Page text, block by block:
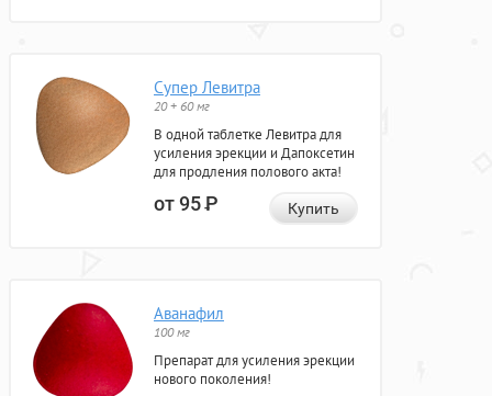
Супер Левитра
20 + 60 мг
В одной таблетке Левитра для
усиления эрекции и Дапоксетин
для продления полового акта!
от 95Р Купить
Аванафил
100 мг
Препарат для усиления эрекции
нового поколения!